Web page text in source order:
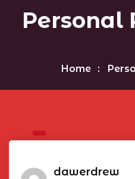
Personal
Home
dawerdrew